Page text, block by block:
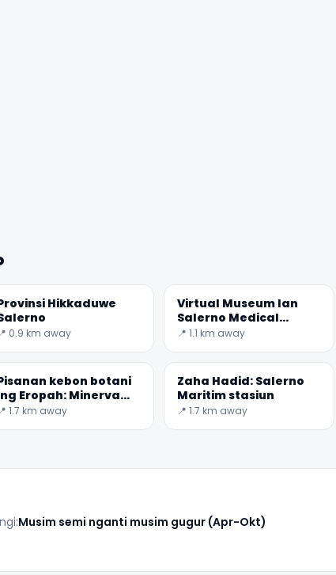
Hikkaduwe
0.9 km away
Virtual Museum lan
Salerno Medical
School
📍 1.1 km away
kebon botani
Eropah: Minerva
1.7 km away
Zaha Hadid: Salerno
Maritim stasiun
📍 1.7 km away
Musim semi nganti musim gugur (Apr-Okt)
✕
🏆🏆 #1 Trip Planner 2026
★★★★★